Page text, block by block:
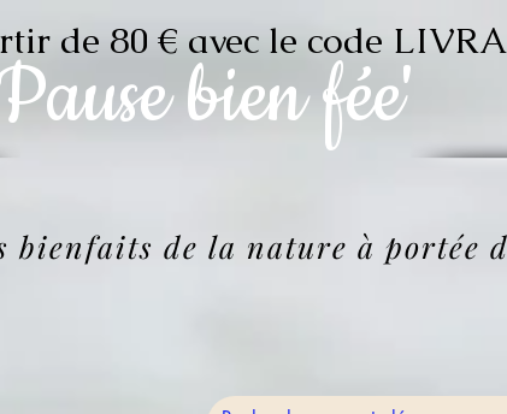
bien fée'
de 80 € avec le code
bienfaits de la nature à portée